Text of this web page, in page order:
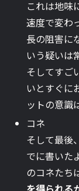
これは地味
速度で変わ
長の阻害に
いう疑いは
そしてすご
いとすぐに
ットの意識
コネ
そして最後
でに書いた
のコネたち